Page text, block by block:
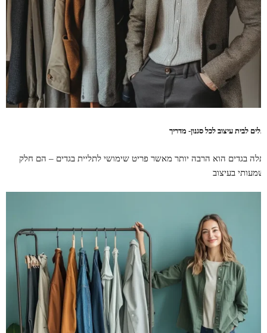
לבית עיצוב לכל סגנון- מדריך
בגדים הוא הרבה יותר מאשר פריט שימושי לתליית בגדים – הם חלק
בעיצוב